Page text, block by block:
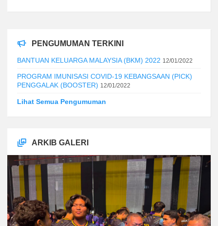
PENGUMUMAN TERKINI
BANTUAN KELUARGA MALAYSIA (BKM) 2022 12/01/2022
PROGRAM IMUNISASI COVID-19 KEBANGSAAN (PICK)
PENGGALAK (BOOSTER) 12/01/2022
Lihat Semua Pengumuman
ARKIB GALERI